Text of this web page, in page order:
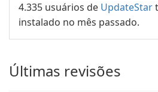
4.335 usuários de UpdateStar
instalado no mês passado.
Últimas revisões